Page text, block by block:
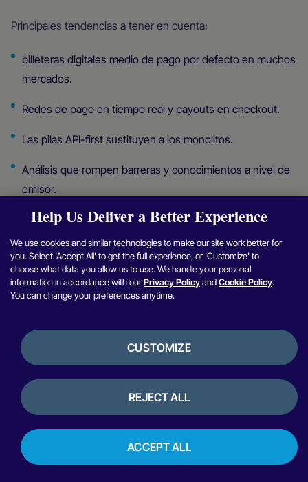
Principales tendencias a tener en cuenta:
billeteras digitales medio de pago por defecto en muchos
mercados.
Redes de pago en tiempo real y payouts en checkout.
Las pilas API-first sustituyen a los monolitos.
Análisis que rompen barreras y conocimientos a nivel de
emisor.
Cumplimiento automatizado y resiliencia operativa.
Preguntas más frecuentes
¿Cuál es la diferencia entre adquirencia local
adquirencia local adquirencia los pagos a través de un
adquirente del país del cliente para conseguir mayores
tasas de aprobación y compatibilidad con la moneda
local;adquirencia cross-border adquirencia adquirentes
extranjeros para ampliar el alcance, aunque suele implicar
un coste mayor y una menor tasa de aceptación.
¿Por qué las tasas de aprobación cross-border
suelen ser más bajas?
Los emisores suelen considerar que cross-border entrañan
Help Us Deliver a Better Experience
We use cookies and similar technologies to make our site work better for
you. Select 'Accept All' to get the full experience, or 'Customize' to
choose what data you allow us to use. We handle your personal
information in accordance with ourPrivacy PolicyandCookie Policy.
You can change your preferences anytime.
CUSTOMIZE
REJECT ALL
ACCEPT ALL